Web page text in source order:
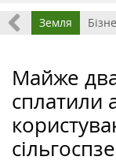
Все Земля
Майже
сплатили